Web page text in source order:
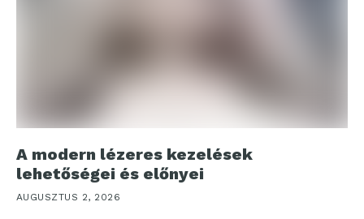
A modern lézeres kezelések
lehetőségei és előnyei
AUGUSZTUS 2, 2026